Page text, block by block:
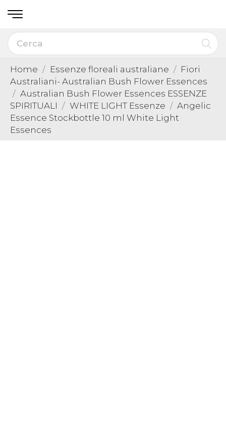
Home Essenze floreali australiane
Fiori
Australiani- Australian Bush Flower Essences
Australian Bush Flower Essences ESSENZE
SPIRITUALI
WHITE LIGHT Essenze
Angelic
Essence Stockbottle 10 ml White Light
Essences